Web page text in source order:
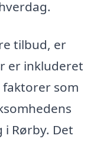
tilbud, er
er inkluderet
faktorer som
Rørby. Det